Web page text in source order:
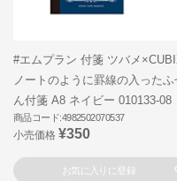
#エムプラン 付箋 ツバメ
ノートのように罫線の入ったふ
ん付箋 A8 ネイビー 010133-08
商品コード:4982502070537
小売価格 ¥350
お気に入りに登録